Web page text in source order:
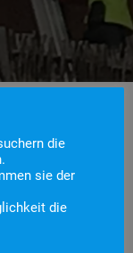
klein
19:20
die
sie der
die